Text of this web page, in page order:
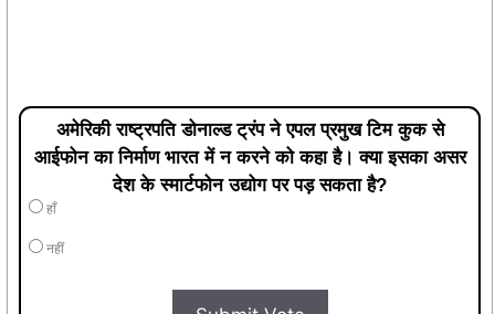
अमेरिकी राष्ट्रपति डोनाल्ड ट्रंप ने एपल प्रमुख टिम कुक से
आईफोन का निर्माण भारत में न करने को कहा है। क्या इसका असर
देश के स्मार्टफोन उद्योग पर पड़ सकता है?
हाँ
नहीं